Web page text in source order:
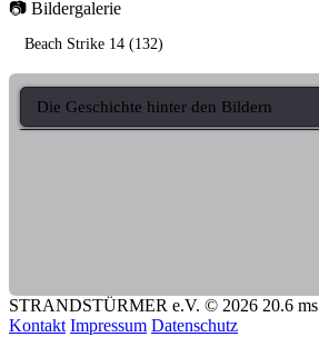
📷 Bildergalerie
Die Geschichte hinter den Bildern
STRANDSTÜRMER e.V. © 2026 20.6 ms
Kontakt Impressum Datenschutz